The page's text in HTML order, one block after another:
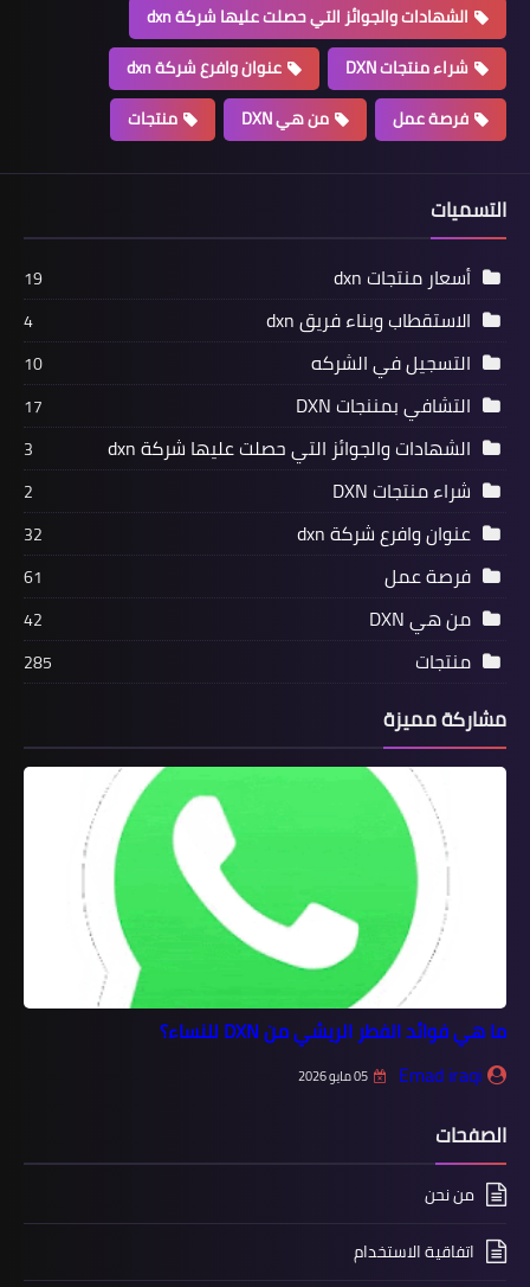
الشهادات والجوائز التي حصلت عليها شركة dxn
شراء منتجات DXN
عنوان وافرع شركة dxn
فرصة عمل
من هي DXN منتجات
التسميات
أسعار منتجات dxn 19
الاستقطاب وبناء فريق dxn 4
التسجيل في الشركه 10
التشافي بمننجات DXN 17
الشهادات والجوائز التي حصلت عليها شركة dxn 3
شراء منتجات DXN 2
عنوان وافرع شركة dxn 32
فرصة عمل 61
من هي DXN 42
منتجات 285
مشاركة مميزة
ما هي فوائد الفطر الريشي من DXN للنساء؟
Emad iraqi
05 مايو 2026
الصفحات
من نحن
اتفاقية الاستخدام